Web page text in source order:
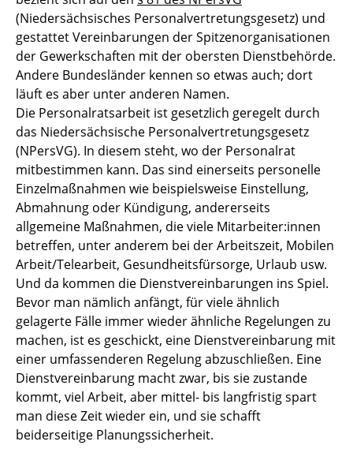
Dienstvereinbarung
Fahrradleasing / JobRad
Höherwertige Aufgaben
IT-Governance und IT-Bedarfe
Jahressonderzahlung
JAV-Wahlen
Konferenz-Dinner und Kostenübernahme
Kündigung
Mensa
Mental Health First Aid (Erste Hilfe bei
psychischen Belastungen)
Mobile Arbeit
Nebentätigkeit
(Niedersächsisches Personalvertretungsgesetz) und
gestattet Vereinbarungen der Spitzenorganisationen
der Gewerkschaften mit der obersten Dienstbehörde.
Andere Bundesländer kennen so etwas auch; dort
läuft es aber unter anderen Namen.
Die Personalratsarbeit ist gesetzlich geregelt durch
das Niedersächsische Personalvertretungsgesetz
(NPersVG). In diesem steht, wo der Personalrat
mitbestimmen kann. Das sind einerseits personelle
Einzelmaßnahmen wie beispielsweise Einstellung,
Abmahnung oder Kündigung, andererseits
allgemeine Maßnahmen, die viele Mitarbeiter:innen
betreffen, unter anderem bei der Arbeitszeit, Mobilen
Arbeit/Telearbeit, Gesundheitsfürsorge, Urlaub usw.
Und da kommen die Dienstvereinbarungen ins Spiel.
Bevor man nämlich anfängt, für viele ähnlich
gelagerte Fälle immer wieder ähnliche Regelungen zu
machen, ist es geschickt, eine Dienstvereinbarung mit
einer umfassenderen Regelung abzuschließen. Eine
Dienstvereinbarung macht zwar, bis sie zustande
kommt, viel Arbeit, aber mittel- bis langfristig spart
man diese Zeit wieder ein, und sie schafft
beiderseitige Planungssicherheit.